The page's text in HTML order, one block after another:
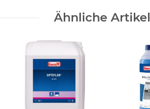
Ähnliche Artikel